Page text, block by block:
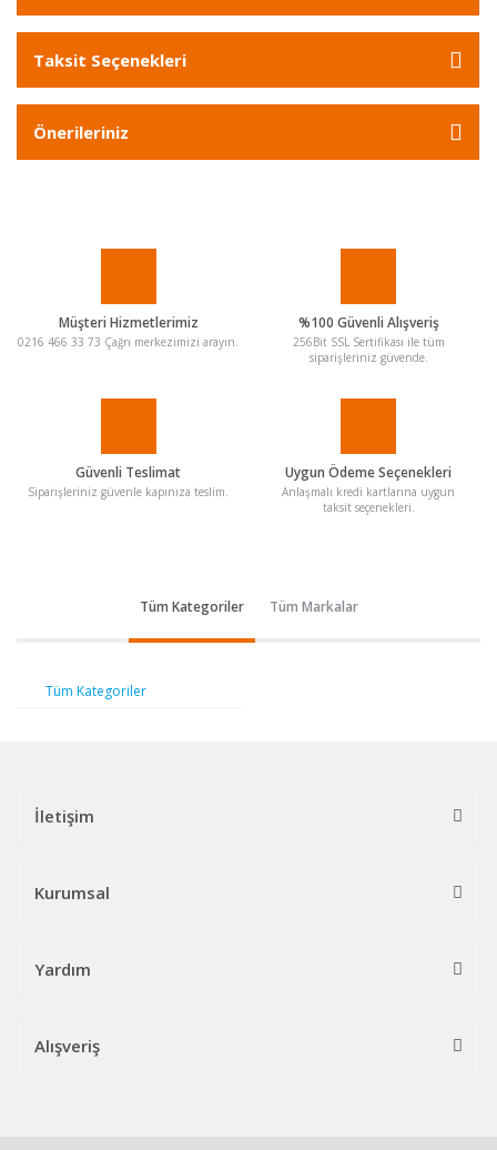
Taksit Seçenekleri
Önerileriniz
Müşteri Hizmetlerimiz
0216 466 33 73 Çağrı merkezimizi arayın.
%100 Güvenli Alışveriş
256Bit SSL Sertifikası ile tüm
siparişleriniz güvende.
Güvenli Teslimat
Siparişleriniz güvenle kapınıza teslim.
Uygun Ödeme Seçenekleri
Anlaşmalı kredi kartlarına uygun
taksit seçenekleri.
Tüm Kategoriler Tüm Markalar
Tüm Kategoriler
İletişim
Kurumsal
Yardım
Alışveriş